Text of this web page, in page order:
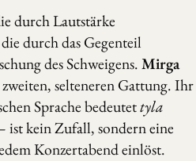
durch Lautstärke
durch das Gegenteil
des Schweigens.Mirga
selteneren Gattung. Ihr
Sprache bedeutettyla
ist kein Zufall, sondern eine
Konzertabend einlöst.